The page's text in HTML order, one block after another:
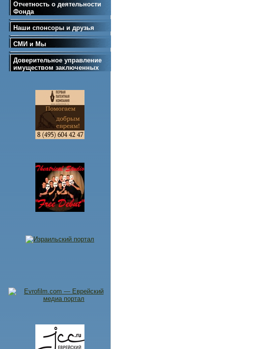
Отчетность о деятельности
Фонда
Наши спонсоры и друзья
СМИ и Мы
Доверительное управление
имуществом заключенных